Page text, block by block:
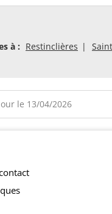
à : Restinclières
le 13/04/2026